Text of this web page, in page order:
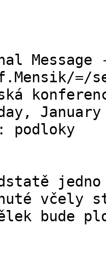
=/
January
podloky
včely
bude